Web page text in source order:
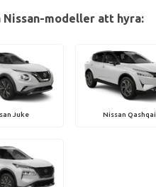
Nissan-modeller att hyra:
Juke Nissan Qashqai